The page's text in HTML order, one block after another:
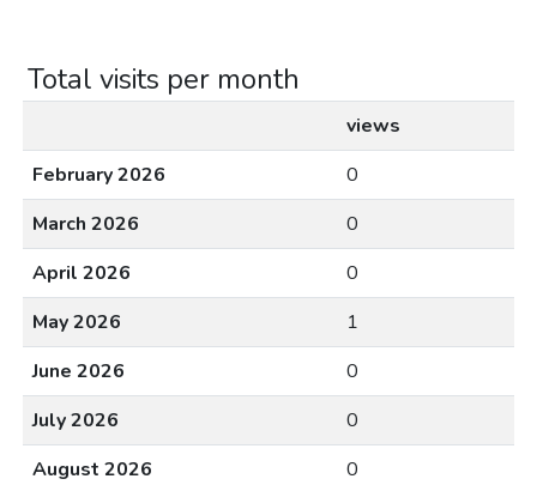
Total visits per month
views
February 2026
0
March 2026
0
April 2026
0
May 2026
1
June 2026
0
July 2026
0
August 2026
0